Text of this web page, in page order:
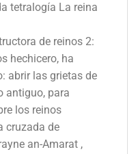
tetralogía La reina
de reinos 2:
hechicero, ha
abrir las grietas de
antiguo, para
los reinos
cruzada de
an-Amarat ,